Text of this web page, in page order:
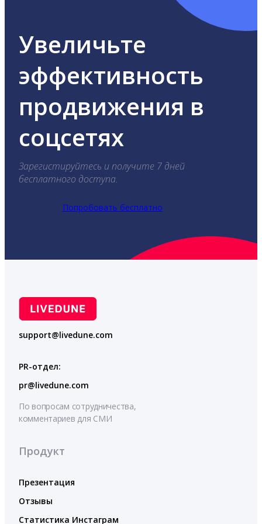
Увеличьте
эффективность
продвижения в
соцсетях
Зарегистируйтесь и получите 7 дней
бесплатного доступа.
Попробовать бесплатно
support@livedune.com
PR-отдел:
pr@livedune.com
По вопросам сотрудничества,
комментариев для СМИ
Продукт
Презентация
Отзывы
Статистика Инстаграм